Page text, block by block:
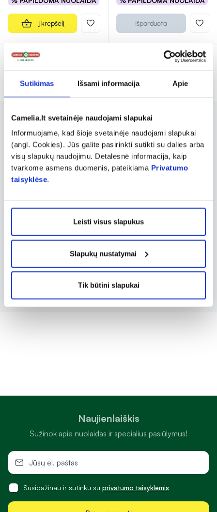
Sutikimas Išsami informacija Apie
Camelia.lt svetainėje naudojami slapukai
Informuojame, kad šioje svetainėje naudojami slapukai
(angl. Cookies). Jūs galite pasirinkti sutikti su dalies arba
visų slapukų naudojimu. Detalesnė informacija, kaip
tvarkome asmens duomenis, pateikiama Privatumo
taisyklėse.
Leisti visus slapukus
Slapukų nustatymai
Tik būtini slapukai
Į krepšelį Išparduota
HAPPY vaikiškos drėgnos servetėlės švelniai
valo ir prižiūri jautrią kūdikio odą. Sudėtyje
esantis vitaminas E padeda palaikyti odos
drėgmę ir apsaugoti ją nuo išsausėjimo.
Servetėlės su šilku ir medvilne suteikia
ir gaivina odą. Pieno ir medaus ekstraktai
puoselėja bei maitina, palikdami odą minkštą
ir švelnią. HAPPY servetėlės yra praktiškas
pasirinkimas kasdienei kūdikių odos
priežiūrai namuose ir kelionėse.
Naujienlaiškis
Sužinok apie nuolaidas ir specialius pasiūlymus!
Susipažinau ir sutinku su privatumo taisyklėmis